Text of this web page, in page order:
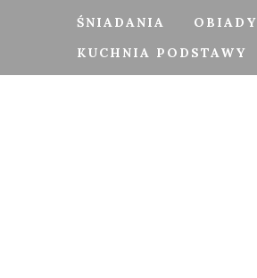
ŚNIADANIA OBIADY
KUCHNIA PODSTAWY